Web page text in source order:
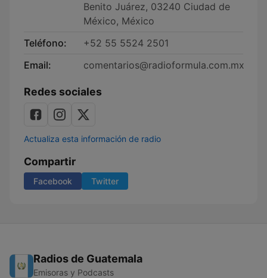
Benito Juárez, 03240 Ciudad de
México, México
Teléfono:
+52 55 5524 2501
Email:
comentarios@radioformula.com.mx
Redes sociales
Actualiza esta información de radio
Compartir
Facebook Twitter
Radios de Guatemala
Emisoras y Podcasts